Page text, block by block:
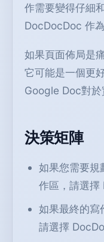
作需要變得仔細
DocDocDoc 作
如果頁面佈局是
它可能是一個更
Google Doc對於
決策矩陣
如果您需要規
作區，請選擇
如果最終的寫
請選擇